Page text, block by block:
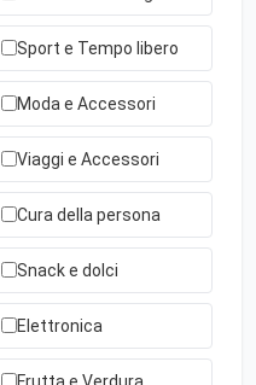
Sport e Tempo libero
Moda e Accessori
Viaggi e Accessori
Cura della persona
Snack e dolci
Elettronica
Frutta e Verdura